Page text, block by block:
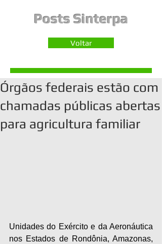
Posts Sinterpa
Voltar
Órgãos federais estão com
chamadas públicas abertas
para agricultura familiar
Unidades do Exército e da Aeronáutica
nos Estados de Rondônia, Amazonas,